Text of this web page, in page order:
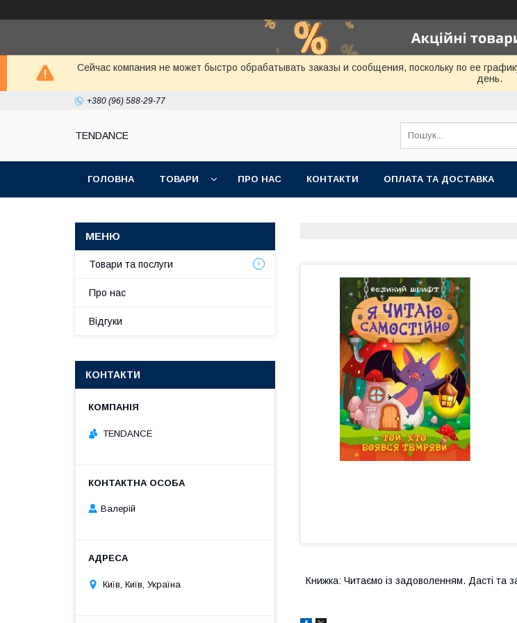
Сейчас компания не может быстро обрабатывать заказы и сообщения, поскольку по ее
день.
+380 (96) 588-29-77
TENDANCE
ГОЛОВНА ТОВАРИ ПРО НАС КОНТАКТИ ОПЛАТА ТА ДОСТАВКА
Книжка: Читаємо із задоволенням. Дасті та
Товари та послуги
Про нас
Відгуки
КОНТАКТИ
TENDANCE
Валерій
Київ, Київ, Україна